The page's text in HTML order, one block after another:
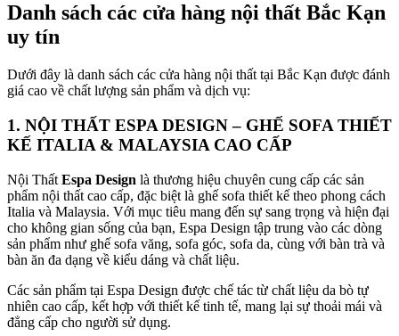
Danh sách các cửa hàng nội thất Bắc Kạn
uy tín
Dưới đây là danh sách các cửa hàng nội thất tại Bắc Kạn được đánh
giá cao về chất lượng sản phẩm và dịch vụ:
1. NỘI THẤT ESPA DESIGN – GHẾ SOFA THIẾT
KẾ ITALIA & MALAYSIA CAO CẤP
Nội Thất Espa Design là thương hiệu chuyên cung cấp các sản
phẩm nội thất cao cấp, đặc biệt là ghế sofa thiết kế theo phong cách
Italia và Malaysia. Với mục tiêu mang đến sự sang trọng và hiện đại
cho không gian sống của bạn, Espa Design tập trung vào các dòng
sản phẩm như ghế sofa văng, sofa góc, sofa da, cùng với bàn trà và
bàn ăn đa dạng về kiểu dáng và chất liệu.
Các sản phẩm tại Espa Design được chế tác từ chất liệu da bò tự
nhiên cao cấp, kết hợp với thiết kế tinh tế, mang lại sự thoải mái và
đẳng cấp cho người sử dụng.